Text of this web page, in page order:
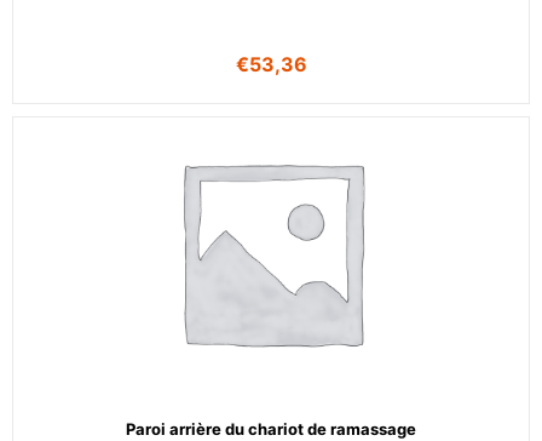
€53,36
Paroi arrière du chariot de ramassage